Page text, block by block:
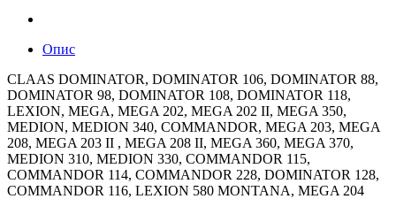
Опис
CLAAS DOMINATOR, DOMINATOR 106, DOMINATOR 88,
DOMINATOR 98, DOMINATOR 108, DOMINATOR 118,
LEXION, MEGA, MEGA 202, MEGA 202 II, MEGA 350,
MEDION, MEDION 340, COMMANDOR, MEGA 203, MEGA
208, MEGA 203 II , MEGA 208 II, MEGA 360, MEGA 370,
MEDION 310, MEDION 330, COMMANDOR 115,
COMMANDOR 114, COMMANDOR 228, DOMINATOR 128,
COMMANDOR 116, LEXION 580 MONTANA, MEGA 204